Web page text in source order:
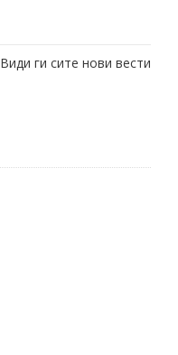
Види ги сите нови вести